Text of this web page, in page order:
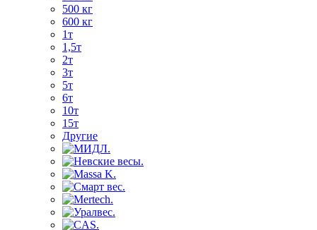
500 кг
600 кг
1т
1,5т
2т
3т
5т
6т
10т
15т
Другие